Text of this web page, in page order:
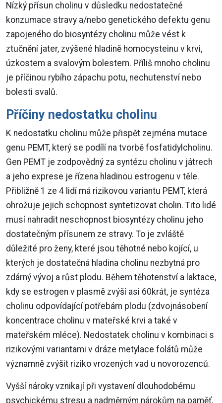
Nízký přísun cholinu v důsledku nedostatečné
konzumace stravy a/nebo genetického defektu genu
zapojeného do biosyntézy cholinu může vést k
ztučnění jater, zvýšené hladině homocysteinu v krvi,
úzkostem a svalovým bolestem. Příliš mnoho cholinu
je příčinou rybího zápachu potu, nechutenství nebo
bolesti svalů.
Příčiny nedostatku cholinu
K nedostatku cholinu může přispět zejména mutace
genu PEMT, který se podílí na tvorbě fosfatidylcholinu.
Gen PEMT je zodpovědný za syntézu cholinu v játrech
a jeho exprese je řízena hladinou estrogenu v těle.
Přibližně 1 ze 4 lidí má rizikovou variantu PEMT, která
ohrožuje jejich schopnost syntetizovat cholin. Tito lidé
musí nahradit neschopnost biosyntézy cholinu jeho
dostatečným přísunem ze stravy. To je zvláště
důležité pro ženy, které jsou těhotné nebo kojící, u
kterých je dostatečná hladina cholinu nezbytná pro
zdárný vývoj a růst plodu. Během těhotenství a laktace,
kdy se estrogen v plasmě zvýší asi 60krát, je syntéza
cholinu odpovídající potřebám plodu (zdvojnásobení
koncentrace cholinu v mateřské krvi a také v
mateřském mléce). Nedostatek cholinu v kombinaci s
rizikovými variantami v dráze metylace folátů může
významně zvýšit riziko vrozených vad u novorozenců.
Vyšší nároky vznikají při vystavení dlouhodobému
psychickému stresu a nadměrným nárokům na paměť,